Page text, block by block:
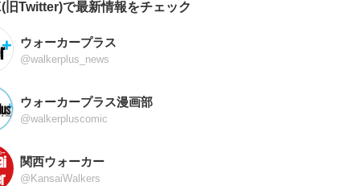
旧Twitter)で最新情報をチェック
ウォーカープラス
@walkerplus_news
ウォーカープラス漫画部
@walkerpluscomic
関西ウォーカー
@KansaiWalkers